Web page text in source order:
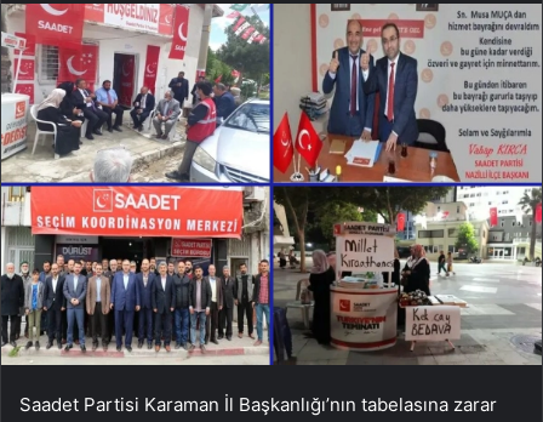
Saadet Partisi Karaman İl Başkanlığı’nın tabelasına zarar